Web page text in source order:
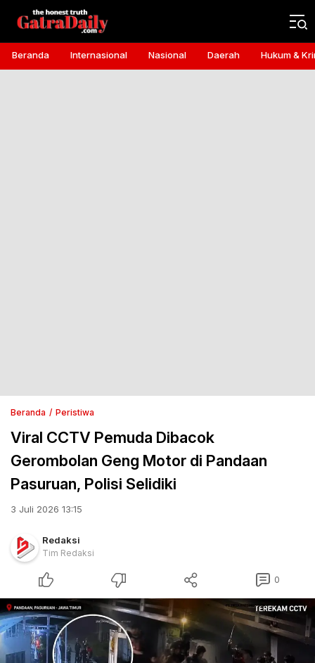
Gatra Daily
the honest truth
Beranda Internasional Nasional Daerah Hukum &
Beranda Peristiwa
Viral CCTV Pemuda Dibacok
Gerombolan Geng Motor di Pandaan
Pasuruan, Polisi Selidiki
3 Juli 2026 13:15
Redaksi
Tim Redaksi
0